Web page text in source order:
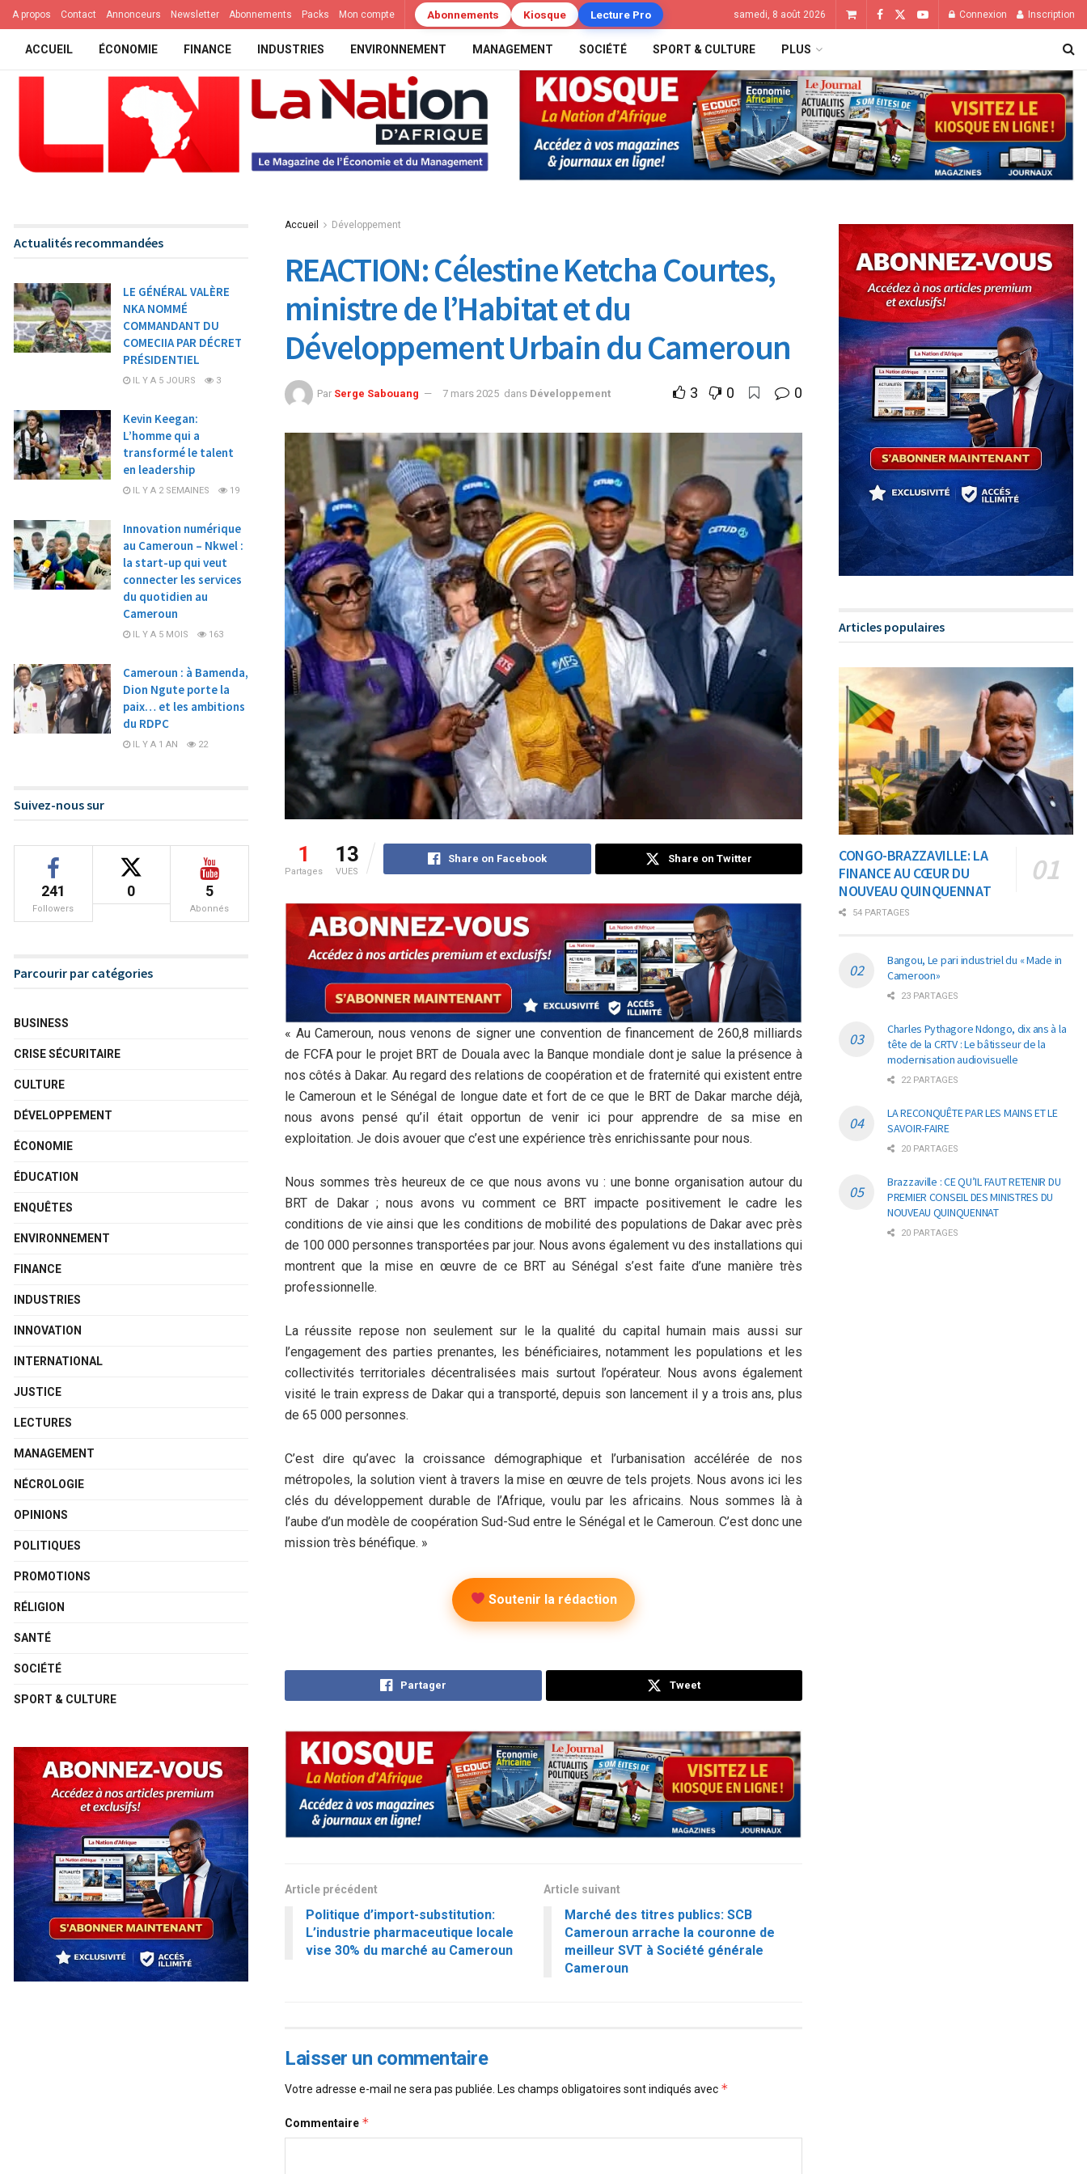
A propos Contact Annonceurs Newsletter Abonnements Packs Mon compte Abonnements Kiosque Lecture Pro samedi, 8 août 2026 Connexion Inscription
ACCUEIL ÉCONOMIE FINANCE INDUSTRIES ENVIRONNEMENT MANAGEMENT SOCIÉTÉ SPORT & CULTURE PLUS
Accueil Développement
REACTION: Célestine Ketcha Courtes,
ministre de l’Habitat et du
Développement Urbain du Cameroun
Par Serge Sabouang 7 mars 2025 dans Développement 3 0 0
1
Partages
13
VUES
Share on Facebook Share on Twitter
« Au Cameroun, nous venons de signer une convention de financement de 260,8 milliards
de FCFA pour le projet BRT de Douala avec la Banque mondiale dont je salue la présence à
nos côtés à Dakar. Au regard des relations de coopération et de fraternité qui existent entre
le Cameroun et le Sénégal de longue date et fort de ce que le BRT de Dakar marche déjà,
nous avons pensé qu’il était opportun de venir ici pour apprendre de sa mise en
exploitation. Je dois avouer que c’est une expérience très enrichissante pour nous.
Nous sommes très heureux de ce que nous avons vu : une bonne organisation autour du
BRT de Dakar ; nous avons vu comment ce BRT impacte positivement le cadre les
conditions de vie ainsi que les conditions de mobilité des populations de Dakar avec près
de 100 000 personnes transportées par jour. Nous avons également vu des installations qui
montrent que la mise en œuvre de ce BRT au Sénégal s’est faite d’une manière très
professionnelle.
La réussite repose non seulement sur le la qualité du capital humain mais aussi sur
l’engagement des parties prenantes, les bénéficiaires, notamment les populations et les
collectivités territoriales décentralisées mais surtout l’opérateur. Nous avons également
visité le train express de Dakar qui a transporté, depuis son lancement il y a trois ans, plus
de 65 000 personnes.
C’est dire qu’avec la croissance démographique et l’urbanisation accélérée de nos
métropoles, la solution vient à travers la mise en œuvre de tels projets. Nous avons ici les
clés du développement durable de l’Afrique, voulu par les africains. Nous sommes là à
l’aube d’un modèle de coopération Sud-Sud entre le Sénégal et le Cameroun. C’est donc une
mission très bénéfique. »
Soutenir la rédaction
Partager Tweet
Article précédent
Politique d’import-substitution:
L’industrie pharmaceutique locale
vise 30% du marché au Cameroun
Article suivant
Marché des titres publics: SCB
Cameroun arrache la couronne de
meilleur SVT à Société générale
Cameroun
Laisser un commentaire
Votre adresse e-mail ne sera pas publiée. Les champs obligatoires sont indiqués avec *
Commentaire *
Actualités recommandées
LE GÉNÉRAL VALÈRE
NKA NOMMÉ
COMMANDANT DU
COMECIIA PAR DÉCRET
PRÉSIDENTIEL
IL Y A 5 JOURS 3
Kevin Keegan:
L’homme qui a
transformé le talent
en leadership
IL Y A 2 SEMAINES 19
Innovation numérique
au Cameroun – Nkwel :
la start-up qui veut
connecter les services
du quotidien au
Cameroun
IL Y A 5 MOIS 163
Cameroun : à Bamenda,
Dion Ngute porte la
paix… et les ambitions
du RDPC
IL Y A 1 AN 22
Suivez-nous sur
241
Followers
0 5
Abonnés
Parcourir par catégories
BUSINESS
CRISE SÉCURITAIRE
CULTURE
DÉVELOPPEMENT
ÉCONOMIE
ÉDUCATION
ENQUÊTES
ENVIRONNEMENT
FINANCE
INDUSTRIES
INNOVATION
INTERNATIONAL
JUSTICE
LECTURES
MANAGEMENT
NÉCROLOGIE
OPINIONS
POLITIQUES
PROMOTIONS
RÉLIGION
SANTÉ
SOCIÉTÉ
SPORT & CULTURE
Articles populaires
CONGO-BRAZZAVILLE: LA
FINANCE AU CŒUR DU
NOUVEAU QUINQUENNAT
54 PARTAGES
Bangou, Le pari industriel du « Made in
Cameroon»
23 PARTAGES
Charles Pythagore Ndongo, dix ans à la
tête de la CRTV : Le bâtisseur de la
modernisation audiovisuelle
22 PARTAGES
LA RECONQUÊTE PAR LES MAINS ET LE
SAVOIR-FAIRE
20 PARTAGES
Brazzaville : CE QU’IL FAUT RETENIR DU
PREMIER CONSEIL DES MINISTRES DU
NOUVEAU QUINQUENNAT
20 PARTAGES